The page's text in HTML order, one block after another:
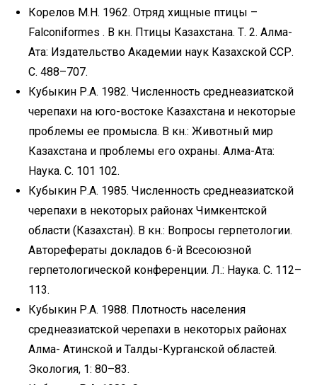
Корелов М.Н. 1962. Отряд хищные птицы –
Falconiformes . В кн. Птицы Казахстана. Т. 2. Алма-
Ата: Издательство Академии наук Казахской ССР.
С. 488–707.
Кубыкин Р.А. 1982. Численность среднеазиатской
черепахи на юго-востоке Казахстана и некоторые
проблемы ее промысла. В кн.: Животный мир
Казахстана и проблемы его охраны. Алма-Ата:
Наука. С. 101 102.
Кубыкин Р.А. 1985. Численность среднеазиатской
черепахи в некоторых районах Чимкентской
области (Казахстан). В кн.: Вопросы герпетологии.
Авторефераты докладов 6-й Всесоюзной
герпетологической конференции. Л.: Наука. С. 112–
113.
Кубыкин Р.А. 1988. Плотность населения
среднеазиатской черепахи в некоторых районах
Алма- Атинской и Талды-Курганской областей.
Экология, 1: 80–83.